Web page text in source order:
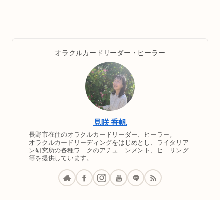
オラクルカードリーダー・ヒーラー
見咲 香帆
長野市在住のオラクルカードリーダー、ヒーラー。
オラクルカードリーディングをはじめとし、ライタリア
ン研究所の各種ワークのアチューンメント、ヒーリング
等を提供しています。